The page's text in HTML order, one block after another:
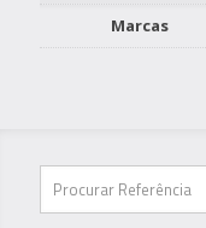
Marcas